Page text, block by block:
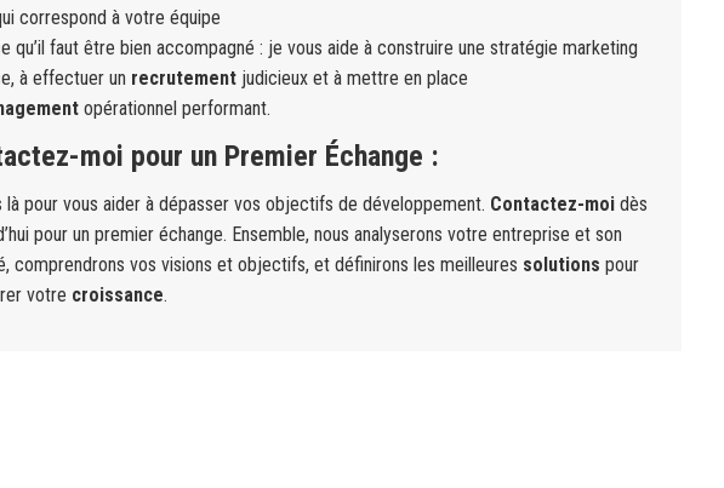
correspond à votre équipe
qu’il faut être bien accompagné : je vous aide à construire une stratégie marketing
à effectuer un recrutement judicieux et à mettre en place
opérationnel performant.
moi pour un Premier Échange :
là pour vous aider à dépasser vos objectifs de développement. Contactez-moidès
pour un premier échange. Ensemble, nous analyserons votre entreprise et son
comprendrons vos visions et objectifs, et définirons les meilleures solutions pour
votre croissance.